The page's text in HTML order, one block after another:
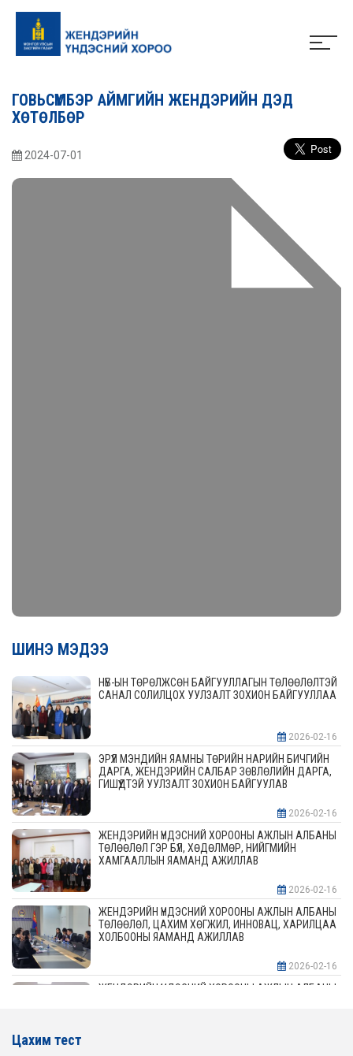
ГОВЬСҮМБЭР АЙМГИЙН ЖЕНДЭРИЙН ДЭД
ХӨТӨЛБӨР
2024-07-01
ШИНЭ МЭДЭЭ
НҮБ-ЫН ТӨРӨЛЖСӨН БАЙГУУЛЛАГЫН ТӨЛӨӨЛӨЛТЭЙ
САНАЛ СОЛИЛЦОХ УУЛЗАЛТ ЗОХИОН БАЙГУУЛЛАА
2026-02-16
ЭРҮҮЛ МЭНДИЙН ЯАМНЫ ТӨРИЙН НАРИЙН БИЧГИЙН
ДАРГА, ЖЕНДЭРИЙН САЛБАР ЗӨВЛӨЛИЙН ДАРГА,
ГИШҮҮДТЭЙ УУЛЗАЛТ ЗОХИОН БАЙГУУЛАВ
2026-02-16
ЖЕНДЭРИЙН ҮНДЭСНИЙ ХОРООНЫ АЖЛЫН АЛБАНЫ
ТӨЛӨӨЛӨЛ ГЭР БҮЛ, ХӨДӨЛМӨР, НИЙГМИЙН
ХАМГААЛЛЫН ЯАМАНД АЖИЛЛАВ
2026-02-16
ЖЕНДЭРИЙН ҮНДЭСНИЙ ХОРООНЫ АЖЛЫН АЛБАНЫ
ТӨЛӨӨЛӨЛ, ЦАХИМ ХӨГЖИЛ, ИННОВАЦ, ХАРИЛЦАА
ХОЛБООНЫ ЯАМАНД АЖИЛЛАВ
2026-02-16
ЖЕНДЭРИЙН ҮНДЭСНИЙ ХОРООНЫ АЖЛЫН АЛБАНЫ
Цахим тест